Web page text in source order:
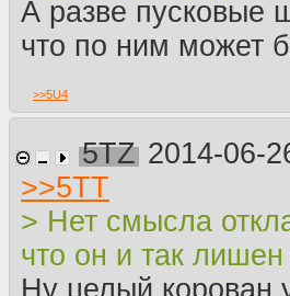
А разве пусковые
что по ним может
>>5U4
5TZ 2014-06-
>>5TT
> Нет смысла
что он и так